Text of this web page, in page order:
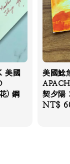
美國
) 鋼
美國鯰
契夕陽
NT$